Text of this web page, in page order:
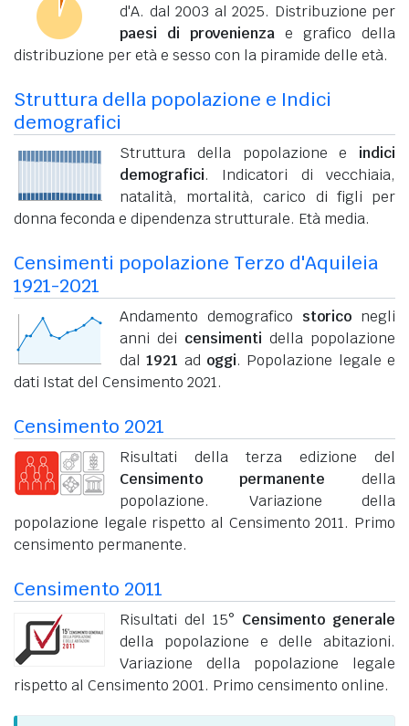
d'A. dal 2003 al 2025. Distribuzione per
paesi di provenienza e grafico della
distribuzione per età e sesso con la piramide delle età.
Struttura della popolazione e Indici
demografici
Struttura della popolazione e indici
demografici. Indicatori di vecchiaia,
natalità, mortalità, carico di figli per
donna feconda e dipendenza strutturale. Età media.
Censimenti popolazione Terzo d'Aquileia
1921-2021
Andamento demografico storico negli
anni dei censimenti della popolazione
dal1921 ad oggi. Popolazione legale e
dati Istat del Censimento 2021.
Censimento 2021
Risultati della terza edizione del
Censimento permanente della
popolazione. Variazione della
popolazione legale rispetto al Censimento 2011. Primo
censimento permanente.
Censimento 2011
Risultati del 15° Censimento generale
della popolazione e delle abitazioni.
Variazione della popolazione legale
rispetto al Censimento 2001. Primo censimento online.